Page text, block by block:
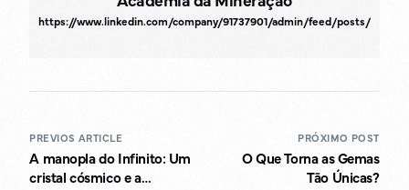
https://www.linkedin.com/company/91737901/admin/feed/posts/
PREVIOS ARTICLE
A manopla do Infinito: Um
cristal cósmico e a
PRÓXIMO POST
O Que Torna as Gemas
Tão Únicas?